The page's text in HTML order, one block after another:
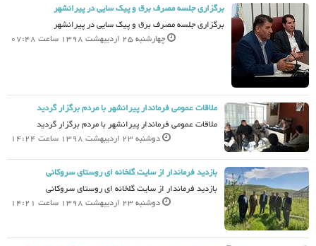
برگزاری جلسه مصرف برق و پیک سایی در پیرانشهر
برگزاری جلسه مصرف برق و پیک سایی در پیرانشهر
چهارشنبه 25 اردیبهشت 1398 ساعت 07:48
ملاقات عمومی فرماندار پیرانشهر با مردم برگزار گردید
ملاقات عمومی فرماندار پیرانشهر با مردم برگزار گردید
دوشنبه 23 اردیبهشت 1398 ساعت 14:24
بازدید فرماندار از سایت گلخانه ای روستای سروکانی
بازدید فرماندار از سایت گلخانه ای روستای سروکانی
دوشنبه 23 اردیبهشت 1398 ساعت 14:21